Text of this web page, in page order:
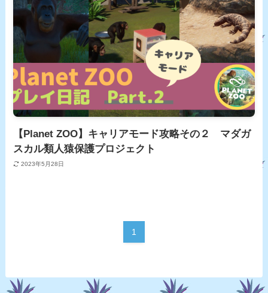
【Planet ZOO】キャリアモード攻略その２ マダガ
スカル類人猿保護プロジェクト
2023年5月28日
1